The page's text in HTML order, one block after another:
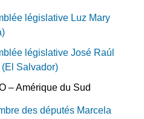
législative Luz Mary
législative José Raúl
Salvador)
– Amérique du Sud
des députés Marcela